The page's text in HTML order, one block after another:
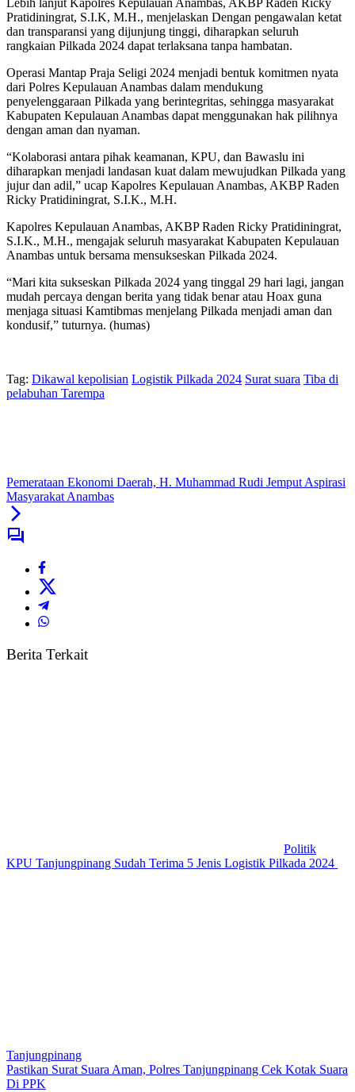
Lebih lanjut Kapolres Kepulauan Anambas, AKBP Raden Ricky
Pratidiningrat, S.I.K, M.H., menjelaskan Dengan pengawalan ketat
dan transparansi yang dijunjung tinggi, diharapkan seluruh
rangkaian Pilkada 2024 dapat terlaksana tanpa hambatan.
Operasi Mantap Praja Seligi 2024 menjadi bentuk komitmen nyata
dari Polres Kepulauan Anambas dalam mendukung
penyelenggaraan Pilkada yang berintegritas, sehingga masyarakat
Kabupaten Kepulauan Anambas dapat menggunakan hak pilihnya
dengan aman dan nyaman.
“Kolaborasi antara pihak keamanan, KPU, dan Bawaslu ini
diharapkan menjadi landasan kuat dalam mewujudkan Pilkada yang
jujur dan adil,” ucap Kapolres Kepulauan Anambas, AKBP Raden
Ricky Pratidiningrat, S.I.K., M.H.
Kapolres Kepulauan Anambas, AKBP Raden Ricky Pratidiningrat,
S.I.K., M.H., mengajak seluruh masyarakat Kabupaten Kepulauan
Anambas untuk bersama mensukseskan Pilkada 2024.
“Mari kita sukseskan Pilkada 2024 yang tinggal 29 hari lagi, jangan
mudah percaya dengan berita yang tidak benar atau Hoax guna
menjaga situasi Kamtibmas menjelang Pilkada menjadi aman dan
kondusif,” tuturnya. (humas)
Tag: Dikawal kepolisian Logistik Pilkada 2024 Surat suara Tiba di
pelabuhan Tarempa
Pemerataan Ekonomi Daerah, H. Muhammad Rudi Jemput Aspirasi
Masyarakat Anambas
Berita Terkait
Politik
KPU Tanjungpinang Sudah Terima 5 Jenis Logistik Pilkada 2024
Tanjungpinang
Pastikan Surat Suara Aman, Polres Tanjungpinang Cek Kotak Suara
Di PPK